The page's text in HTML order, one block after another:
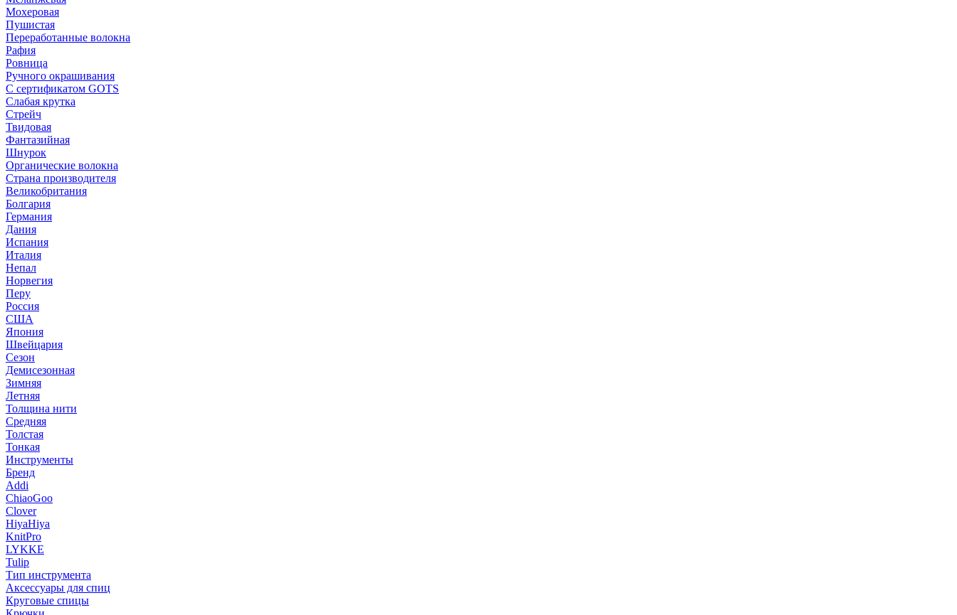
Мохеровая
Пушистая
Переработанные волокна
Рафия
Ровница
Ручного окрашивания
С сертификатом GOTS
Слабая крутка
Стрейч
Твидовая
Фантазийная
Шнурок
Органические волокна
Страна производителя
Великобритания
Болгария
Германия
Дания
Испания
Италия
Непал
Норвегия
Перу
Россия
США
Япония
Швейцария
Сезон
Демисезонная
Зимняя
Летняя
Толщина нити
Средняя
Толстая
Тонкая
Инструменты
Бренд
Addi
ChiaoGoo
Clover
HiyaHiya
KnitPro
LYKKE
Tulip
Тип инструмента
Аксессуары для спиц
Круговые спицы